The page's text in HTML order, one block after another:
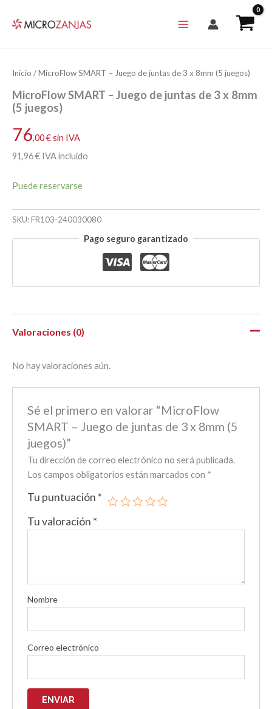
Inicio / MicroFlow SMART – Juego de juntas de 3 x 8mm (5 juegos)
MicroFlow SMART – Juego de juntas de 3 x 8mm
(5 juegos)
76,00€sin IVA
91,96€ IVA incluido
Puede reservarse
SKU:FR103-240030080
Pago seguro garantizado
Valoraciones (0)
No hay valoraciones aún.
Sé el primero en valorar “MicroFlow
SMART – Juego de juntas de 3 x 8mm (5
juegos)”
Tu dirección de correo electrónico no será publicada.
Los campos obligatorios están marcados con *
Tu puntuación *
Tu valoración *
Nombre
Correo electrónico